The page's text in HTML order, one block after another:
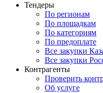
Тендеры
По регионам
По площадкам
По категориям
По предоплате
Все закупки
Все закупки
Контрагенты
Проверить
Об услуге